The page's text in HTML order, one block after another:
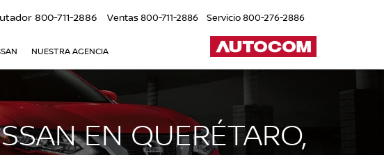
800-711-2886 Ventas800-711-2886 Servicio800-276-2886
NUESTRA AGENCIA
EN QUERÉTARO,